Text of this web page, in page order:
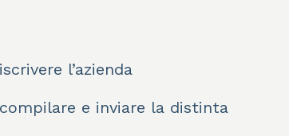
l’azienda
e inviare la distinta